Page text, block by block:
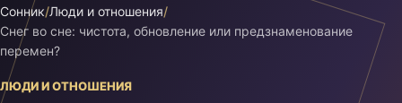
Сонник/Люди и отношения/
Снег во сне: чистота, обновление или предзнаменование
перемен?
ЛЮДИ И ОТНОШЕНИЯ